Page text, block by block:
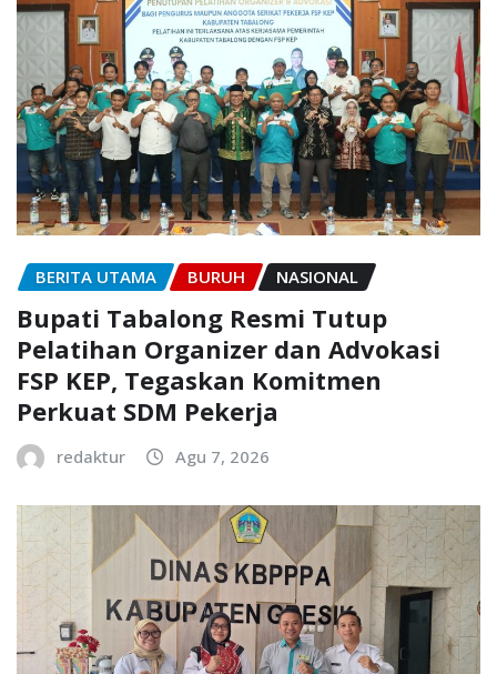
BERITA UTAMA BURUH NASIONAL
Bupati Tabalong Resmi Tutup
Pelatihan Organizer dan Advokasi
FSP KEP, Tegaskan Komitmen
Perkuat SDM Pekerja
redaktur Agu 7, 2026